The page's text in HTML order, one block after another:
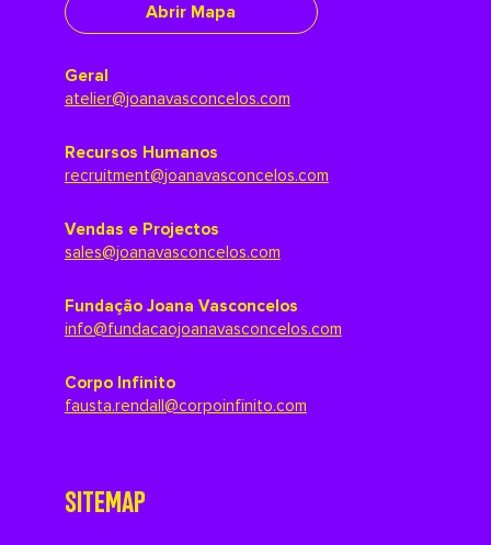
Abrir Mapa
Geral
atelier@joanavasconcelos.com
Recursos Humanos
recruitment@joanavasconcelos.com
Vendas e Projectos
sales@joanavasconcelos.com
Fundação Joana Vasconcelos
info@fundacaojoanavasconcelos.com
Corpo Infinito
fausta.rendall@corpoinfinito.com
SITEMAP